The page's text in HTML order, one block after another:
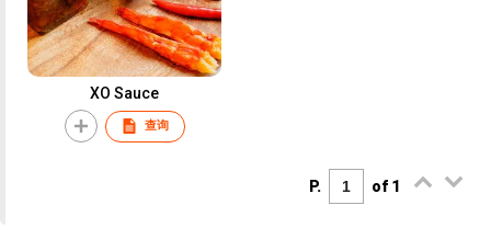
XO Sauce
查询
P. of 1